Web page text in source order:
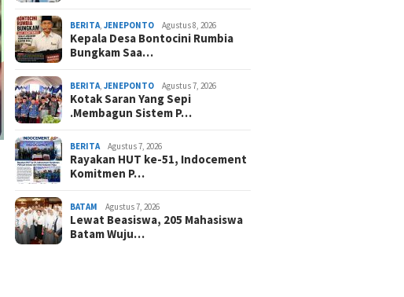
BERITA ,JENEPONTO Agustus 8, 2026
Kepala Desa Bontocini Rumbia
Bungkam Saa…
BERITA ,JENEPONTO Agustus 7, 2026
Kotak Saran Yang Sepi
.Membagun Sistem P…
BERITA Agustus 7, 2026
Rayakan HUT ke-51, Indocement
Komitmen P…
BATAM Agustus 7, 2026
Lewat Beasiswa, 205 Mahasiswa
Batam Wuju…